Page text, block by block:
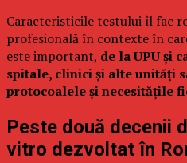
Caracteristicile testului îl fac
profesională în contexte în
este important, de la UPU și
spitale, clinici și alte unități
protocoalele și necesitățile
Peste două decenii
vitro dezvoltat în